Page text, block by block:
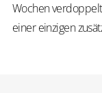
Wochen
einer einzigen